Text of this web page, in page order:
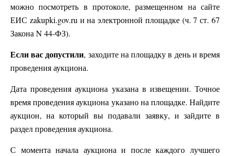
можно посмотреть в протоколе, размещенном на сайте
ЕИС zakupki.gov.ru и на электронной площадке (ч. 7 ст. 67
Закона N 44-ФЗ).
Если вас допустили, заходите на площадку в день и время
проведения аукциона.
Дата проведения аукциона указана в извещении. Точное
время проведения аукциона указано на площадке. Найдите
аукцион, на который вы подавали заявку, и зайдите в
раздел проведения аукциона.
С момента начала аукциона и после каждого лучшего